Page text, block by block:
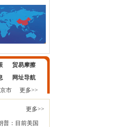
贸易摩擦
网址导航
市 更多>>
更多>>
普：目前美国